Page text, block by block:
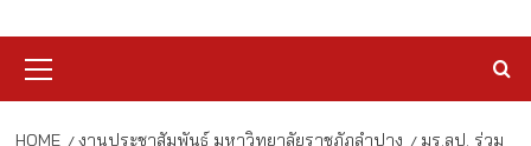
Menu
HOME งานประชาสัมพันธ์ มหาวิทยาลัยราชภัฏลำปาง
มร.ลป. ร่วม